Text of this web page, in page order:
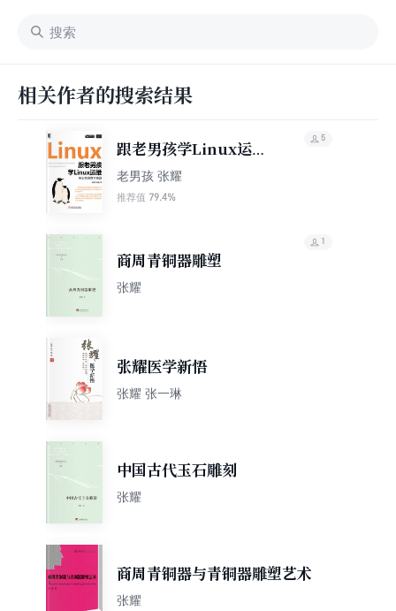
相关作者的搜索结果
跟老男孩学Linux运
维：核心系统命令实战
老男孩 张耀
推荐值 79.4%
5
商周青铜器雕塑
张耀
1
张耀医学新悟
张耀 张一琳
中国古代玉石雕刻
张耀
商周青铜器与青铜器雕塑艺术
张耀